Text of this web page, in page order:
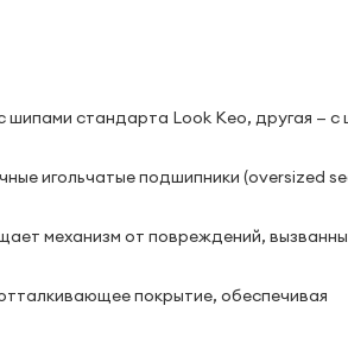
стандарта Look Keo, другая — с
игольчатые подшипники (oversized
механизм от повреждений,
покрытие, обеспечивая